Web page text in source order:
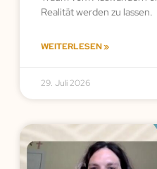
Realität werden zu lassen.
WEITERLESEN »
29. Juli 2026